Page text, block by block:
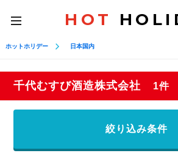
toggle
navigation
HOT
ホットホリデー 日本国内
千代むすび酒造株式会社 1件
絞り込み条件